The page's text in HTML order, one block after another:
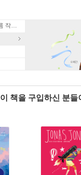
뮤지컬 〈휴남동 서점〉X 황보름 작가 북토크
이 책을 구입하신 분